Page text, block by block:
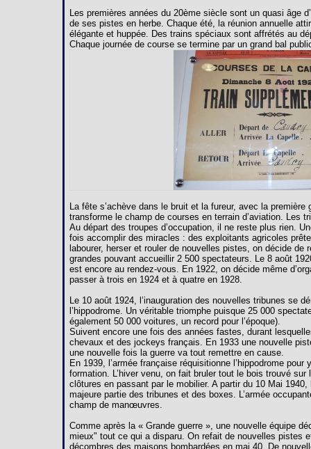
Les premières années du 20ème siècle sont un quasi âge
de ses pistes en herbe. Chaque été, la réunion annuelle
élégante et huppée. Des trains spéciaux sont affrétés au
Chaque journée de course se termine par un grand bal
La fête s’achève dans le bruit et la fureur, avec la première
transforme le champ de courses en terrain d’aviation. Les
Au départ des troupes d’occupation, il ne reste plus rien.
fois accomplir des miracles : des exploitants agricoles
labourer, herser et rouler de nouvelles pistes, on décide de
grandes pouvant accueillir 2 500 spectateurs. Le 8 août
est encore au rendez-vous. En 1922, on décide même
passer à trois en 1924 et à quatre en 1928.
Le 10 août 1924, l’inauguration des nouvelles tribunes se
l’hippodrome. Un véritable triomphe puisque 25 000
également 50 000 voitures, un record pour l’époque).
Suivent encore une fois des années fastes, durant
chevaux et des jockeys français. En 1933 une nouvelle
une nouvelle fois la guerre va tout remettre en cause.
En 1939, l’armée française réquisitionne l’hippodrome
formation. L’hiver venu, on fait bruler tout le bois trouvé
clôtures en passant par le mobilier. A partir du 10 Mai
majeure partie des tribunes et des boxes. L’armée
champ de manœuvres.
Comme après la « Grande guerre », une nouvelle équipe
mieux" tout ce qui a disparu. On refait de nouvelles pistes
décombres des maisons bombardées en mai 40. De